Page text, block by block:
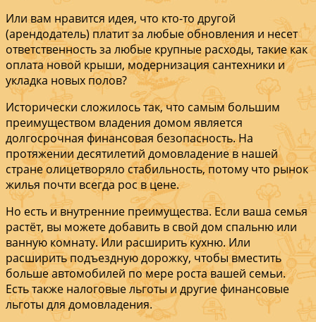
Или вам нравится идея, что кто-то другой
(арендодатель) платит за любые обновления и несет
ответственность за любые крупные расходы, такие как
оплата новой крыши, модернизация сантехники и
укладка новых полов?
Исторически сложилось так, что самым большим
преимуществом владения домом является
долгосрочная финансовая безопасность. На
протяжении десятилетий домовладение в нашей
стране олицетворяло стабильность, потому что рынок
жилья почти всегда рос в цене.
Но есть и внутренние преимущества. Если ваша семья
растёт, вы можете добавить в свой дом спальню или
ванную комнату. Или расширить кухню. Или
расширить подъездную дорожку, чтобы вместить
больше автомобилей по мере роста вашей семьи.
Есть также налоговые льготы и другие финансовые
льготы для домовладения.